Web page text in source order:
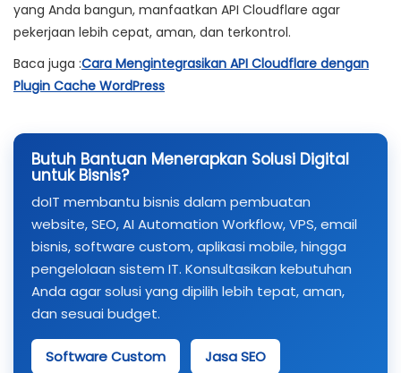
yang Anda bangun, manfaatkan API Cloudflare agar
pekerjaan lebih cepat, aman, dan terkontrol.
Baca juga :Cara Mengintegrasikan API Cloudflare dengan
Plugin Cache WordPress
Butuh Bantuan Menerapkan Solusi Digital
untuk Bisnis?
doIT membantu bisnis dalam pembuatan
website, SEO, AI Automation Workflow, VPS, email
bisnis, software custom, aplikasi mobile, hingga
pengelolaan sistem IT. Konsultasikan kebutuhan
Anda agar solusi yang dipilih lebih tepat, aman,
dan sesuai budget.
Software Custom Jasa SEO